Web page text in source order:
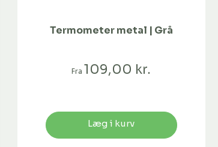
Termometer metal | Grå
Fra 109,00 kr.
Læg i kurv